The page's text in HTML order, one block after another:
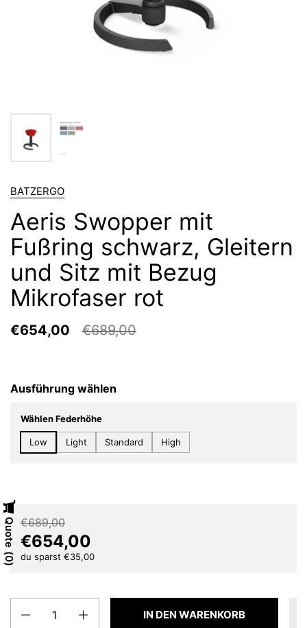
BATZERGO
Aeris Swopper mit
Fußring schwarz, Gleitern
und Sitz mit Bezug
Mikrofaser rot
€654,00 €689,00
Ausführung wählen
Wählen Federhöhe
Low Light Standard High
€654,00
€689,00
du sparst €35,00
IN DEN WARENKORB
Quote
0